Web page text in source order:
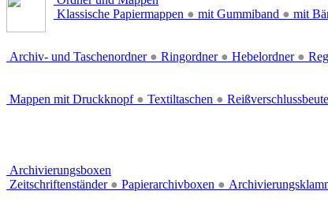
Klassische Papiermappen ● mit Gummiband ● mit
Archiv- und Taschenordner ● Ringordner ● Hebelordner ●
Mappen mit Druckknopf ● Textiltaschen ●
Archivierungsboxen
Zeitschriftenständer ● Papierarchivboxen ●